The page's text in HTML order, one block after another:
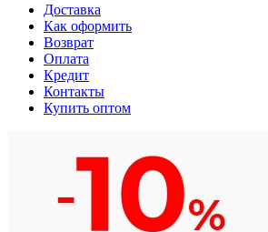
Доставка
Как оформить
Возврат
Оплата
Кредит
Контакты
Купить оптом